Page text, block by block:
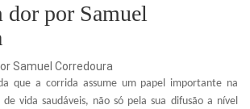
dor por Samuel
que a corrida assume um papel importante na
vida saudáveis, não só pela sua difusão a nível